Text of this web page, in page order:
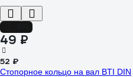
49 ₽
52 ₽
Стопорное кольцо на вал BTI DIN